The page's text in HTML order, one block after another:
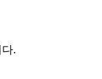
.